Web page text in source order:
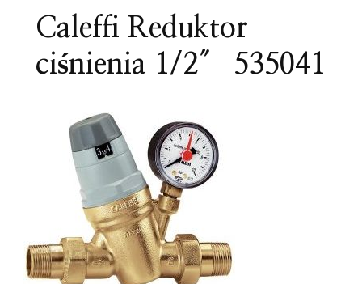
Caleffi Reduktor
ciśnienia 1/2″ 535041